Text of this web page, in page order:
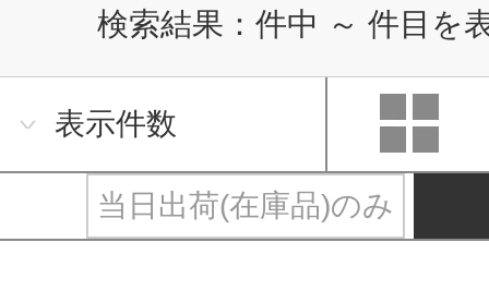
検索結果： 件中 ～ 件目を
表示件数
当日出荷(在庫品)のみ